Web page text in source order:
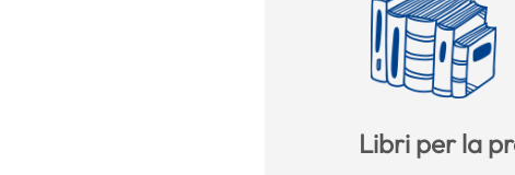
Libri per la